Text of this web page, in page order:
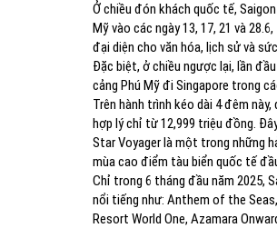
Ở chiều đón khách quốc tế,
Mỹ vào các ngày 13, 17, 21 và
đại diện cho văn hóa, lịch sử và
Đặc biệt, ở chiều ngược lại, lần
cảng Phú Mỹ đi Singapore trong
Trên hành trình kéo dài 4 đêm
hợp lý chỉ từ 12,999 triệu đồng.
Star Voyager là một trong những
mùa cao điểm tàu biển quốc tế
Chỉ trong 6 tháng đầu năm 2025,
nổi tiếng như: Anthem of the
Resort World One, Azamara